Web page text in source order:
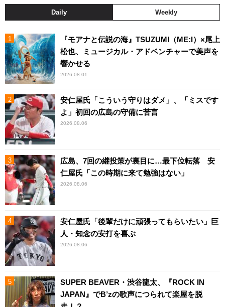
Daily Weekly
『モアナと伝説の海』TSUZUMI（ME:I）×尾上
松也、ミュージカル・アドベンチャーで美声を
響かせる
2026.08.01
安仁屋氏「こういう守りはダメ」、「ミスです
よ」初回の広島の守備に苦言
2026.08.06
広島、7回の継投策が裏目に…最下位転落 安
仁屋氏「この時期に来て勉強はない」
2026.08.06
安仁屋氏「後輩だけに頑張ってもらいたい」巨
人・知念の安打を喜ぶ
2026.08.06
SUPER BEAVER・渋谷龍太、『ROCK IN
JAPAN』でB’zの歌声につられて楽屋を脱